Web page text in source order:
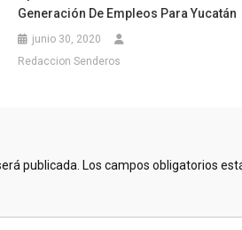
Generación De Empleos Para Yucatán
junio 30, 2020
Redaccion Senderos
publicada. Los campos obligatorios